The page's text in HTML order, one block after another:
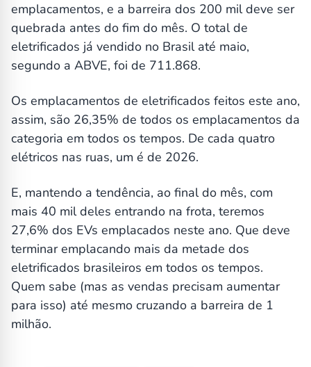
emplacamentos, e a barreira dos 200 mil deve ser
quebrada antes do fim do mês. O total de
eletrificados já vendido no Brasil até maio,
segundo a ABVE, foi de 711.868.
Os emplacamentos de eletrificados feitos este ano,
assim, são 26,35% de todos os emplacamentos da
categoria em todos os tempos. De cada quatro
elétricos nas ruas, um é de 2026.
E, mantendo a tendência, ao final do mês, com
mais 40 mil deles entrando na frota, teremos
27,6% dos EVs emplacados neste ano. Que deve
terminar emplacando mais da metade dos
eletrificados brasileiros em todos os tempos.
Quem sabe (mas as vendas precisam aumentar
para isso) até mesmo cruzando a barreira de 1
milhão.